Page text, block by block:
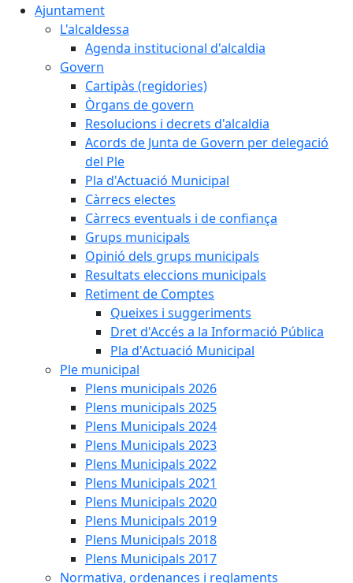
Ajuntament
L'alcaldessa
Agenda institucional d'alcaldia
Govern
Cartipàs (regidories)
Òrgans de govern
Resolucions i decrets d'alcaldia
Acords de Junta de Govern per delegació
del Ple
Pla d'Actuació Municipal
Càrrecs electes
Càrrecs eventuals i de confiança
Grups municipals
Opinió dels grups municipals
Resultats eleccions municipals
Retiment de Comptes
Queixes i suggeriments
Dret d'Accés a la Informació Pública
Pla d'Actuació Municipal
Ple municipal
Plens municipals 2026
Plens municipals 2025
Plens Municipals 2024
Plens Municipals 2023
Plens Municipals 2022
Plens Municipals 2021
Plens Municipals 2020
Plens Municipals 2019
Plens Municipals 2018
Plens Municipals 2017
Normativa, ordenances i reglaments